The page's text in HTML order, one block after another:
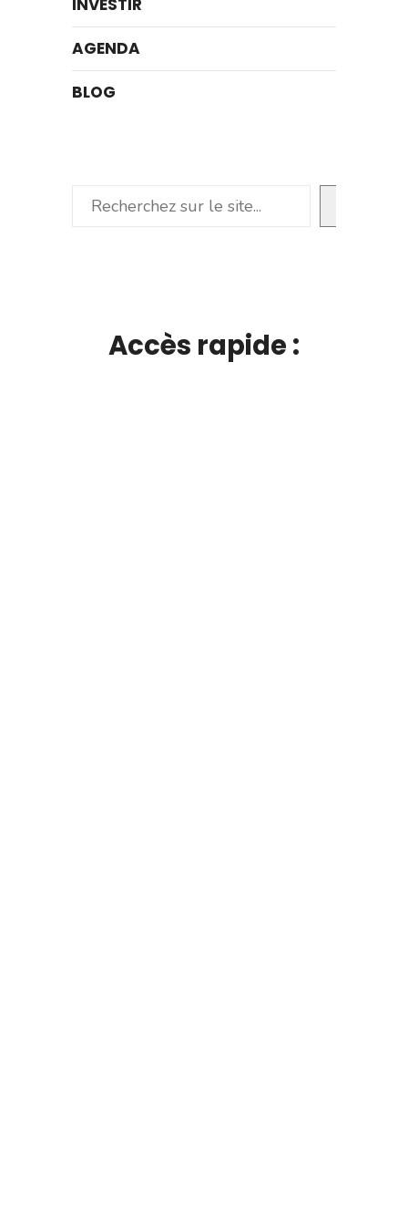
INVESTIR
AGENDA
BLOG
Rechercher
Accès rapide :